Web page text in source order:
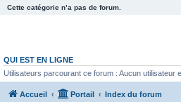
Cette catégorie n’a pas de forum.
QUI EST EN LIGNE
Utilisateurs parcourant ce forum : Aucun utilisateur
Accueil Portail Index du forum